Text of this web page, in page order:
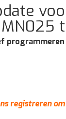
registreren